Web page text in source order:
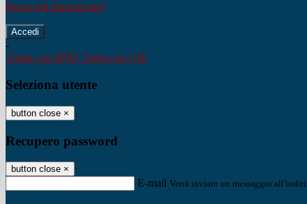
Password dimenticata?
-
Entra con SPID Entra con CIE
Seleziona utente
button close ×
Recupero password
button close ×
E-mail Verrà inviato un messaggio